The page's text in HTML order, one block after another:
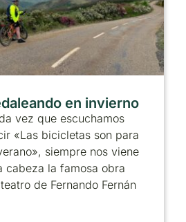
en invierno
vez que escuchamos
«Las bicicletas son para
siempre nos viene
cabeza la famosa obra
de Fernando Fernán